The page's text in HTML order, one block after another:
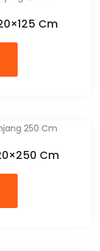
Cm
Cm